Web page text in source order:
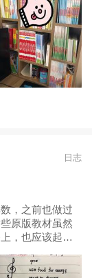
日志
，之前也做过
原版教材虽然
，也应该起到